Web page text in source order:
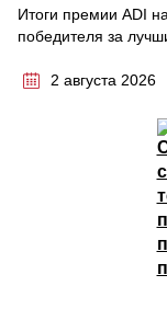
Итоги премии ADI
победителя за
2 августа 2026